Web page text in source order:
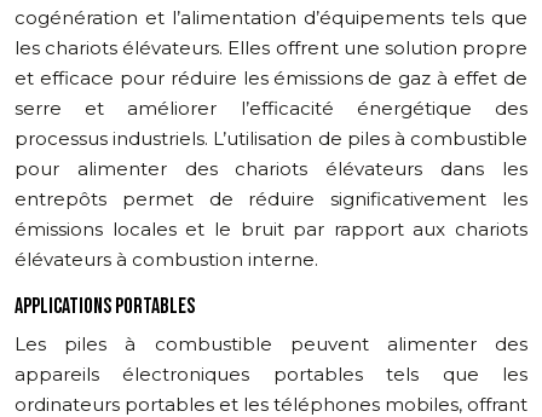
cogénération et l’alimentation d’équipements tels que
les chariots élévateurs. Elles offrent une solution propre
et efficace pour réduire les émissions de gaz à effet de
serre et améliorer l’efficacité énergétique des
processus industriels. L’utilisation de piles à combustible
pour alimenter des chariots élévateurs dans les
entrepôts permet de réduire significativement les
émissions locales et le bruit par rapport aux chariots
élévateurs à combustion interne.
APPLICATIONS PORTABLES
Les piles à combustible peuvent alimenter des
appareils électroniques portables tels que les
ordinateurs portables et les téléphones mobiles, offrant